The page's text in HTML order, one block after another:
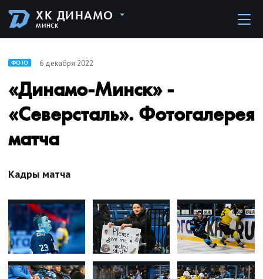
ХК ДИНАМО
МИНСК
ФОТО 6 декабря 2022
«Динамо-Минск» -
«Северсталь». Фотогалерея
матча
Кадры матча